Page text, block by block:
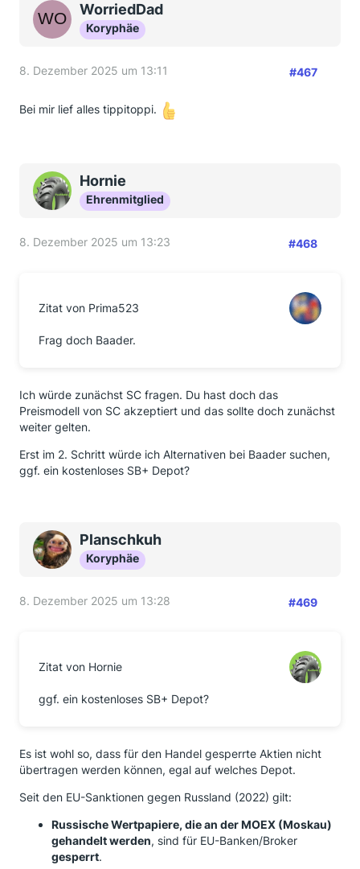
WorriedDad
Koryphäe
8. Dezember 2025 um 13:11 #467
Bei mir lief alles tippitoppi.
Hornie
Ehrenmitglied
8. Dezember 2025 um 13:23 #468
Zitat von Prima523
Frag doch Baader.
Ich würde zunächst SC fragen. Du hast doch das
Preismodell von SC akzeptiert und das sollte doch zunächst
weiter gelten.
Erst im 2. Schritt würde ich Alternativen bei Baader suchen,
ggf. ein kostenloses SB+ Depot?
Planschkuh
Koryphäe
8. Dezember 2025 um 13:28 #469
Zitat von Hornie
ggf. ein kostenloses SB+ Depot?
Es ist wohl so, dass für den Handel gesperrte Aktien nicht
übertragen werden können, egal auf welches Depot.
Seit den EU-Sanktionen gegen Russland (2022) gilt:
Russische Wertpapiere, die an der MOEX (Moskau)
gehandelt werden, sind für EU-Banken/Broker
gesperrt.